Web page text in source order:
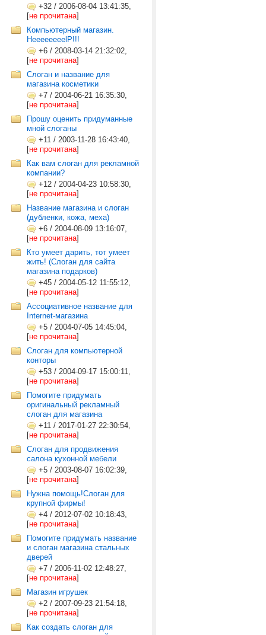
+32 / 2006-08-04 13:41:35,
[не прочитана]
Компьютерный магазин.
HeeeeeeeelP!!!
+6 / 2008-03-14 21:32:02,
[не прочитана]
Слоган и название для
магазина косметики
+7 / 2004-06-21 16:35:30,
[не прочитана]
Прошу оценить придуманные
мной слоганы
+11 / 2003-11-28 16:43:40,
[не прочитана]
Как вам слоган для рекламной
компании?
+12 / 2004-04-23 10:58:30,
[не прочитана]
Название магазина и слоган
(дубленки, кожа, меха)
+6 / 2004-08-09 13:16:07,
[не прочитана]
Кто умеет дарить, тот умеет
жить! (Слоган для сайта
магазина подарков)
+45 / 2004-05-12 11:55:12,
[не прочитана]
Ассоциативное название для
Internet-магазина
+5 / 2004-07-05 14:45:04,
[не прочитана]
Слоган для компьютерной
конторы
+53 / 2004-09-17 15:00:11,
[не прочитана]
Помогите придумать
оригинальный рекламный
слоган для магазина
+11 / 2017-01-27 22:30:54,
[не прочитана]
Слоган для продвижения
салона кухонной мебели
+5 / 2003-08-07 16:02:39,
[не прочитана]
Нужна помощь!Слоган для
крупной фирмы!
+4 / 2012-07-02 10:18:43,
[не прочитана]
Помогите придумать название
и слоган магазина стальных
дверей
+7 / 2006-11-02 12:48:27,
[не прочитана]
Магазин игрушек
+2 / 2007-09-23 21:54:18,
[не прочитана]
Как создать слоган для